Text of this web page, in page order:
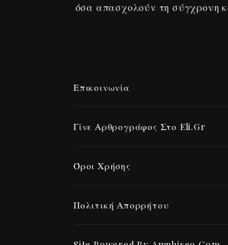
όσα απασχολούν τη σύγχρονη
Επικοινωνία
Γίνε Αρθρογράφος Στο Eli.gr
Όροι Χρήσης
Πολιτική Απορρήτου